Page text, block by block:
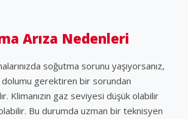
Arıza Nedenleri
soğutma sorunu yaşıyorsanız,
gerektiren bir sorundan
Klimanızın gaz seviyesi düşük olabilir
Bu durumda uzman bir teknisyen